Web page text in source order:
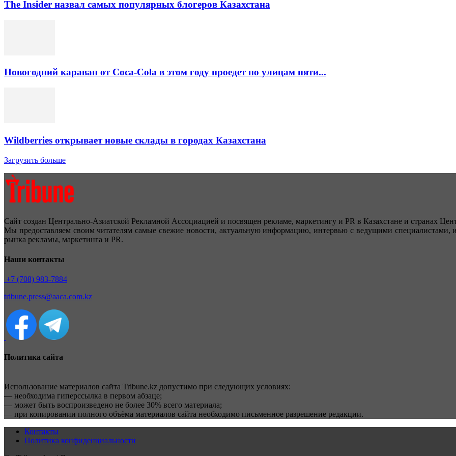
The Insider назвал самых популярных блогеров Казахстана
Новогодний караван от Coca-Cola в этом году проедет по улицам пяти...
Wildberries открывает новые склады в городах Казахстана
Загрузить больше
Сайт создан Центрально-Азиатской Рекламной Ассоциацией и посвящен рекламе, маркетингу и PR в Казахстане и странах
Мы предоставляем своим читателям самые свежие новости, актуальную информацию, интервью с ведущими специалистами,
рынка рекламы, маркетинга и PR.
Наши контакты
+7 (708) 983-7884
tribune.press@aaca.com.kz
Политика сайта
Использование материалов сайта Tribune.kz допустимо при следующих условиях:
— необходима гиперссылка в первом абзаце;
— может быть воспроизведено не более 30% всего материала;
— при копировании полного объёма материалов сайта необходимо письменное разрешение редакции.
Контакты
Политика конфиденциальности